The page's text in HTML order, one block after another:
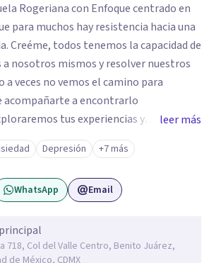
Rogeriana con Enfoque centrado en
para muchos hay resistencia hacia una
Creéme, todos tenemos la capacidad de
nosotros mismos y resolver nuestros
a veces no vemos el camino para
tus experiencias y
en la novedad otra forma de
y enfrentarlas hoy es a lo que te invito.
una opción. La relación que
basada en la confianza, honestidad
a través de la empatía con nosotros
que no juzga, un lugar seguro
leer más
Depresión +7 más
WhatsApp Email
718, Col del Valle Centro, Benito Juárez,
de México, CDMX